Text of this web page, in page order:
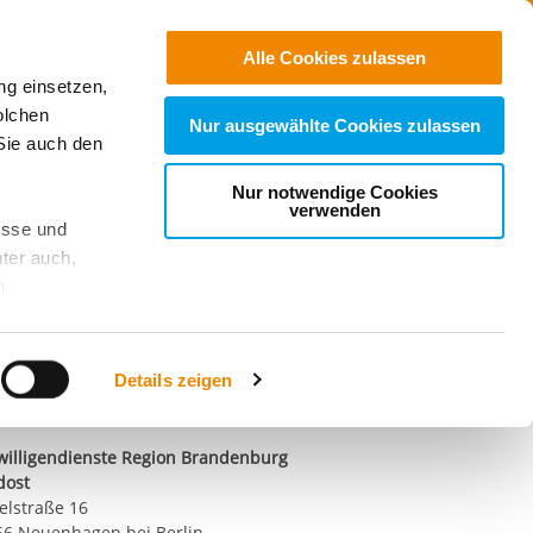
einsetzen,
auch den
und
auch,
. Wenn
Cookie-
Sie:
Details zeigen
Alle Cookies zulassen
Nur ausgewählte Cookies zulassen
Nur notwendige Cookies
verwenden
Suchen
Nähe
Freie
Region Brandenburg
16